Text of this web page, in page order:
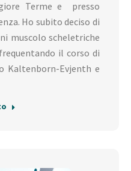
Terme e presso
Ho subito deciso di
muscolo scheletriche
il corso di
Kaltenborn-Evjenth e